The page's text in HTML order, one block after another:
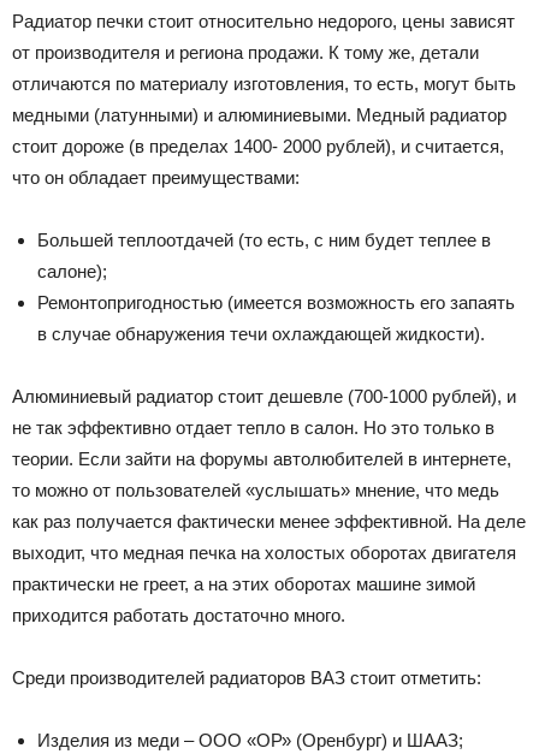
Радиатор печки стоит относительно недорого, цены зависят
от производителя и региона продажи. К тому же, детали
отличаются по материалу изготовления, то есть, могут быть
медными (латунными) и алюминиевыми. Медный радиатор
стоит дороже (в пределах 1400- 2000 рублей), и считается,
что он обладает преимуществами:
Большей теплоотдачей (то есть, с ним будет теплее в
салоне);
Ремонтопригодностью (имеется возможность его запаять
в случае обнаружения течи охлаждающей жидкости).
Алюминиевый радиатор стоит дешевле (700-1000 рублей), и
не так эффективно отдает тепло в салон. Но это только в
теории. Если зайти на форумы автолюбителей в интернете,
то можно от пользователей «услышать» мнение, что медь
как раз получается фактически менее эффективной. На деле
выходит, что медная печка на холостых оборотах двигателя
практически не греет, а на этих оборотах машине зимой
приходится работать достаточно много.
Среди производителей радиаторов ВАЗ стоит отметить:
Изделия из меди – ООО «ОР» (Оренбург) и ШААЗ;